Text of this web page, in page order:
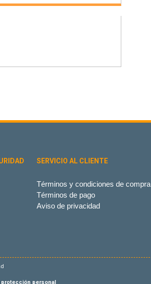
SERVICIO AL CLIENTE
Términos y condiciones de compra
Términos de pago
Aviso de privacidad
protección personal